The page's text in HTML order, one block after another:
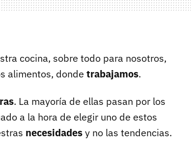
cocina, sobre todo para nosotros,
alimentos, donde trabajamos.
. La mayoría de ellas pasan por los
a la hora de elegir uno de estos
necesidadesy no las tendencias.